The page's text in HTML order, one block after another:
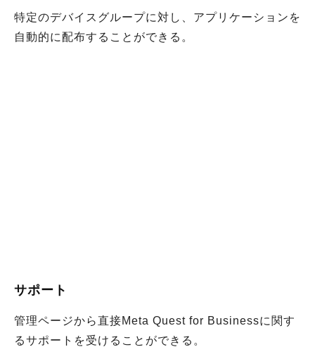
特定のデバイスグループに対し、アプリケーションを
自動的に配布することができる。
サポート
管理ページから直接Meta Quest for Businessに関す
るサポートを受けることができる。